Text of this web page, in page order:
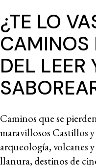
¿TE LO
CAMINOS
DEL LEER
Caminos que se
maravillosos Castillos
arqueología, volcanes
llanura, destinos de